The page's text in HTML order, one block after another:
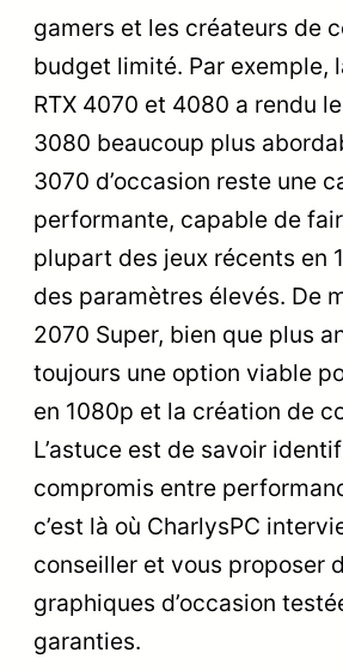
gamers et les créateurs de
budget limité. Par exemple,
RTX 4070 et 4080 a rendu
3080 beaucoup plus
3070 d’occasion reste une
performante, capable de
plupart des jeux récents en
des paramètres élevés. De
2070 Super, bien que plus
toujours une option viable
en 1080p et la création de
L’astuce est de savoir
compromis entre
c’est là où CharlysPC
conseiller et vous proposer
graphiques d’occasion
garanties.